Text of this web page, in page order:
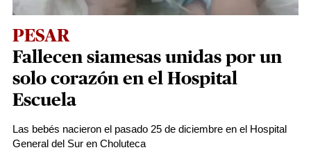
PESAR
Fallecen siamesas unidas por un
solo corazón en el Hospital
Escuela
Las bebés nacieron el pasado 25 de diciembre en el Hospital
General del Sur en Choluteca